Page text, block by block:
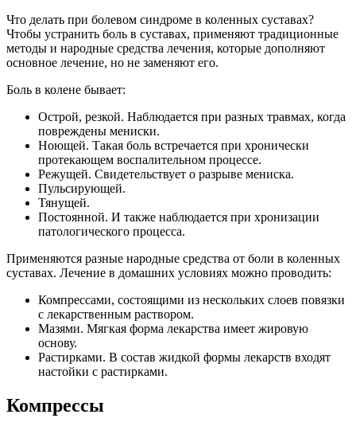
Что делать при болевом синдроме в коленных суставах?
Чтобы устранить боль в суставах, применяют традиционные
методы и народные средства лечения, которые дополняют
основное лечение, но не заменяют его.
Боль в колене бывает:
Острой, резкой. Наблюдается при разных травмах, когда
повреждены мениски.
Ноющей. Такая боль встречается при хронически
протекающем воспалительном процессе.
Режущей. Свидетельствует о разрыве мениска.
Пульсирующей.
Тянущей.
Постоянной. И также наблюдается при хронизации
патологического процесса.
Применяются разные народные средства от боли в коленных
суставах. Лечение в домашних условиях можно проводить:
Компрессами, состоящими из нескольких слоев повязки
с лекарственным раствором.
Мазями. Мягкая форма лекарства имеет жировую
основу.
Растирками. В состав жидкой формы лекарств входят
настойки с растирками.
Компрессы